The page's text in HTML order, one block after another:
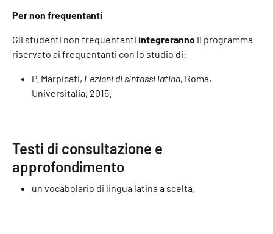
Per non frequentanti
Gli studenti non frequentanti integreranno il programma
riservato ai frequentanti con lo studio di:
P. Marpicati, Lezioni di sintassi latina, Roma,
Universitalia, 2015.
Testi di consultazione e
approfondimento
un vocabolario di lingua latina a scelta.